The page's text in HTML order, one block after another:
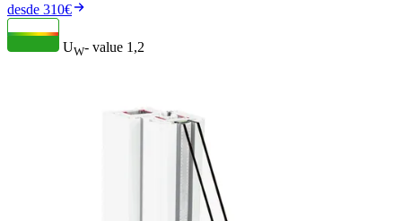
desde 310€
UW- value 1,2